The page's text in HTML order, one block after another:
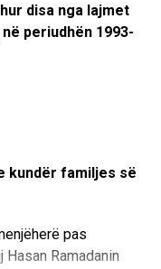
e kryetarit
regresiv për
e djeshme është
Ata refuzojnë të
krizë
disa nga lajmet
periudhën 1993-
kundër familjes së
pas
Ramadanin